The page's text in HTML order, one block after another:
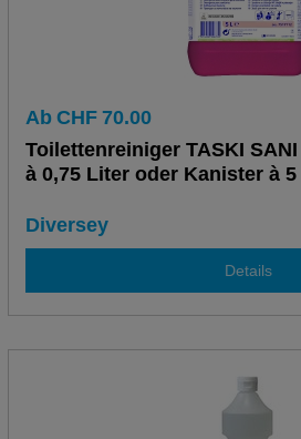
Ab CHF 70.00
Toilettenreiniger TASKI
à 0,75 Liter oder Kanister à
Diversey
Details